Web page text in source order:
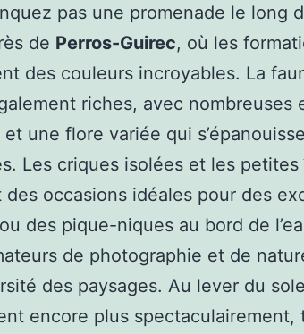
pas une promenade le long
de Perros-Guirec, où les
des couleurs incroyables. La
riches, avec nombreuses
et une flore variée qui
Les criques isolées et les
des occasions idéales pour des
des pique-niques au bord de
de photographie et de
des paysages. Au lever du
encore plus spectaculairement,